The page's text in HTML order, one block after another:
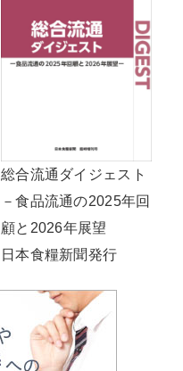
総合流通ダイジェスト
－食品流通の2025年回
顧と2026年展望
日本食糧新聞発行